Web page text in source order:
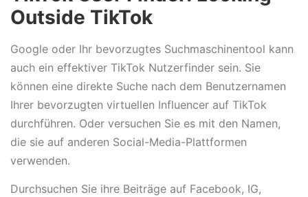
Outside TikTok
Google oder Ihr bevorzugtes Suchmaschinentool kann
auch ein effektiver TikTok Nutzerfinder sein. Sie
können eine direkte Suche nach dem Benutzernamen
Ihrer bevorzugten virtuellen Influencer auf TikTok
durchführen. Oder versuchen Sie es mit den Namen,
die sie auf anderen Social-Media-Plattformen
verwenden.
Durchsuchen Sie ihre Beiträge auf Facebook, IG,